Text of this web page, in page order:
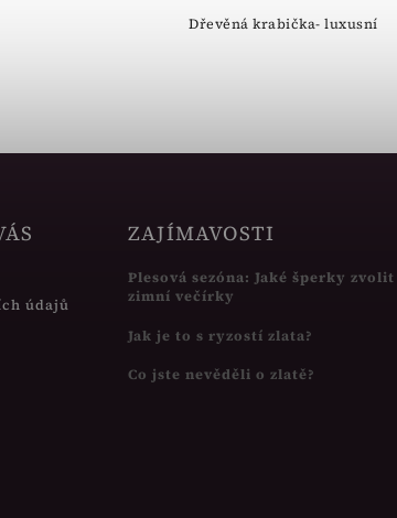
Dřevěná krabička- luxusní
údajů
ZAJÍMAVOSTI
Plesová sezóna: Jaké šperky
zimní večírky
Jak je to s ryzostí zlata?
Co jste nevěděli o zlatě?